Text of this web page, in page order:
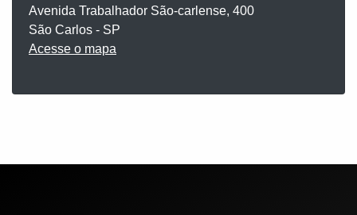
Avenida Trabalhador São-carlense, 400
São Carlos - SP
Acesse o mapa